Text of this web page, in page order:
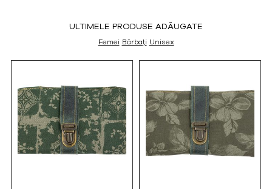
ULTIMELE PRODUSE ADĂUGATE
Femei Bărbați Unisex